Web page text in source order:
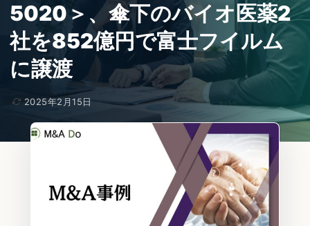
5020＞、傘下のバイオ医薬2
社を852億円で富士フイルム
に譲渡
2025年2月15日